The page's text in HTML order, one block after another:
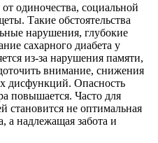
одиночества, социальной
Такие обстоятельства
нарушения, глубокие
сахарного диабета у
из-за нарушения памяти,
внимание, снижения
дисфункций. Опасность
повышается. Часто для
становится не оптимальная
а надлежащая забота и